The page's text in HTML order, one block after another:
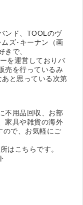
ンド、TOOLのヴ
ズ･キーナン（画
で、
を運営しておりバ
売を行っているみ
と思っている次第
不用品回収、お部
家具や雑貨の海外
ので、お気軽にご
はこちらです。